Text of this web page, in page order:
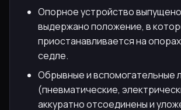
Опорное устройство
выдержано положение, в
приостанавливается на
седле.
Обрывные и вспомогательные
(пневматические,
аккуратно отсоединены и